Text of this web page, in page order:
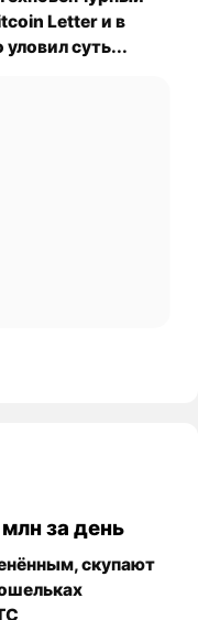
Letter и в
суть...
за день
скупают